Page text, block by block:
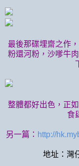
最後那碟埋齋之作
粉還河粉，沙嗲牛
整體都好出色，正
食
另一篇： http://
地址：灣